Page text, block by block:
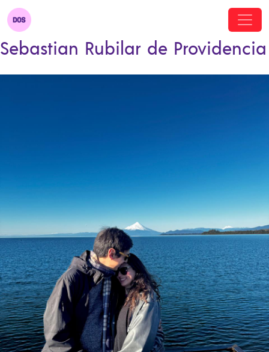
Sebastian Rubilar de Providencia